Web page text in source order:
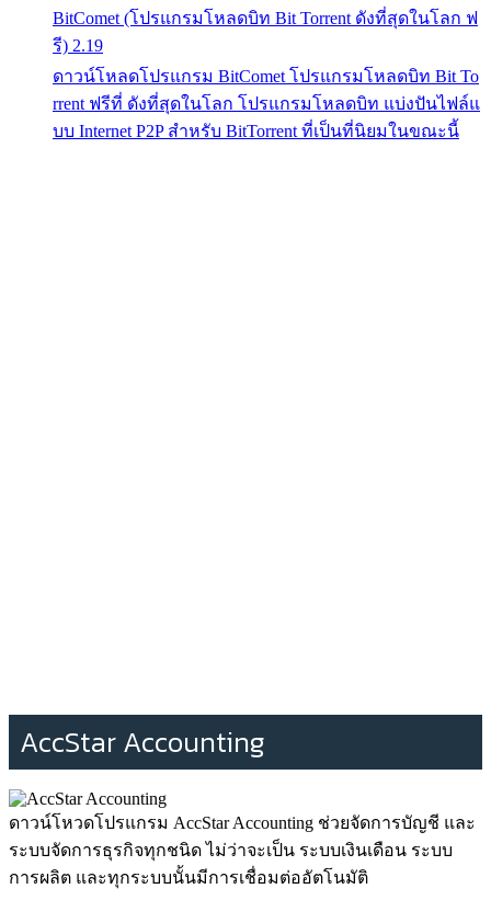
BitComet (โปรแกรมโหลดบิท Bit Torrent ดังที่สุดในโลก ฟ
รี) 2.19
ดาวน์โหลดโปรแกรม BitComet โปรแกรมโหลดบิท Bit To
rrent ฟรีที่ ดังที่สุดในโลก โปรแกรมโหลดบิท แบ่งปันไฟล์แ
บบ Internet P2P สำหรับ BitTorrent ที่เป็นที่นิยมในขณะนี้
AccStar Accounting
ดาวน์โหวดโปรแกรม AccStar Accounting ช่วยจัดการบัญชี และ
ระบบจัดการธุรกิจทุกชนิด ไม่ว่าจะเป็น ระบบเงินเดือน ระบบ
การผลิต และทุกระบบนั้นมีการเชื่อมต่ออัตโนมัติ